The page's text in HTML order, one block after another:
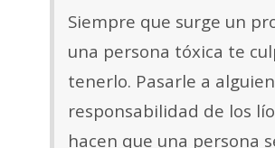
Siempre que surge un
una persona tóxica te
tenerlo. Pasarle a
responsabilidad de los
hacen que una persona